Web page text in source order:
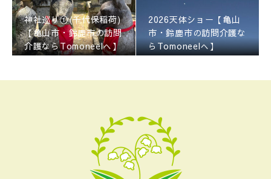
神社巡り①(千代保稲荷)
【亀山市・鈴鹿市の訪問
介護ならTomoneelへ】
2026天体ショー【亀山
市・鈴鹿市の訪問介護な
らTomoneelへ】